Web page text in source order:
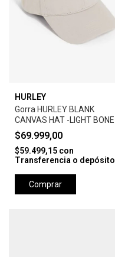
HURLEY
Gorra HURLEY BLANK
CANVAS HAT -LIGHT BONE
$69.999,00
$59.499,15 con
Transferencia o depósito
Comprar